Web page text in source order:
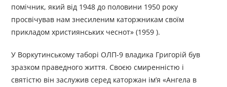
помічник, який від 1948 до половини 1950 року
просвічував нам знесиленим каторжникам своїм
прикладом християнських чеснот» (1959 ).
У Воркутинському таборі ОЛП-9 владика Григорій був
зразком праведного життя. Своєю смиренністю і
святістю він заслужив серед каторжан ім’я «Ангела в